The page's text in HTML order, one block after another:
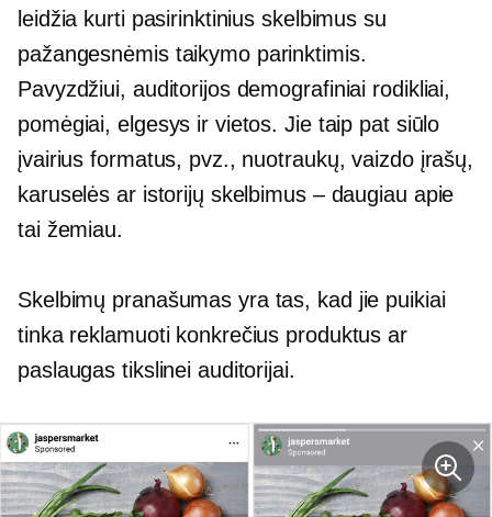
leidžia kurti pasirinktinius skelbimus su
pažangesnėmis taikymo parinktimis.
Pavyzdžiui, auditorijos demografiniai rodikliai,
pomėgiai, elgesys ir vietos. Jie taip pat siūlo
įvairius formatus, pvz., nuotraukų, vaizdo įrašų,
karuselės ar istorijų skelbimus – daugiau apie
tai žemiau.
Skelbimų pranašumas yra tas, kad jie puikiai
tinka reklamuoti konkrečius produktus ar
paslaugas tikslinei auditorijai.